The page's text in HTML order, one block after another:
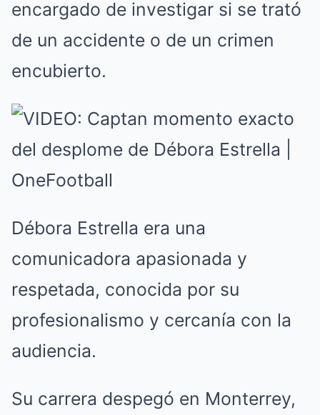
encargado de investigar si se trató
de un accidente o de un crimen
encubierto.
Débora Estrella era una
comunicadora apasionada y
respetada, conocida por su
profesionalismo y cercanía con la
audiencia.
Su carrera despegó en Monterrey,